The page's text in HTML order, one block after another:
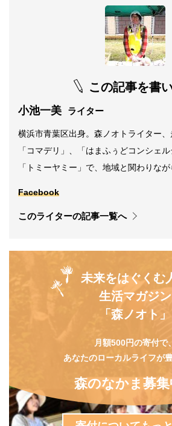
この記事を書
小池一美 ライター
横浜市青葉区出身。森ノオトライター
「コマデリ」、「はまふぅどコンシェ
「トミーヤミー」で、地域と関わりなが
Facebook
このライターの記事一覧へ
未来をはぐくむ
生活マガジン
「森ノオト」
月額500円の寄付で、
あなたのローカルライフが
森のなかま募集